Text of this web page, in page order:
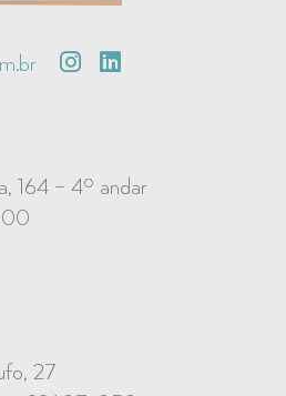
164 – 4º andar
27